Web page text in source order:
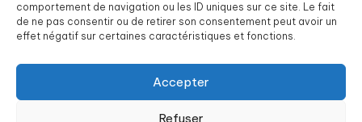
comportement de navigation ou les ID uniques sur ce site. Le fait
de ne pas consentir ou de retirer son consentement peut avoir un
effet négatif sur certaines caractéristiques et fonctions.
Accepter
Refuser
ARPAVIE est une association du Groupe SOS